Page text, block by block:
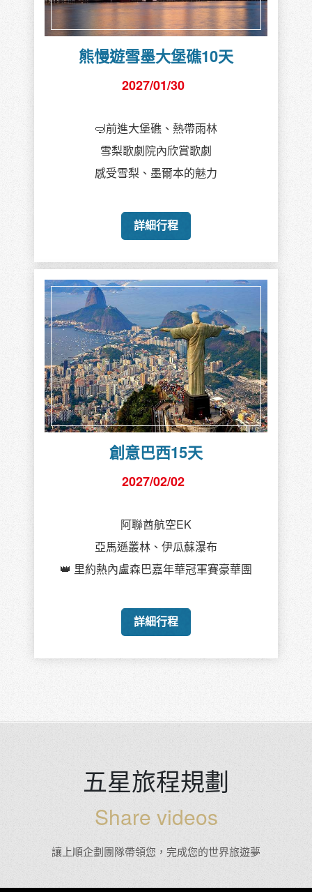
熊慢遊雪墨大堡礁10天
2027/01/30
🤿前進大堡礁、熱帶雨林
雪梨歌劇院內欣賞歌劇
感受雪梨、墨爾本的魅力
詳細行程
創意巴西15天
2027/02/02
阿聯酋航空EK
亞馬遜叢林、伊瓜蘇瀑布
👑 里約熱內盧森巴嘉年華冠軍賽豪華團
詳細行程
五星旅程規劃
Share videos
讓上順企劃團隊帶領您，完成您的世界旅遊夢